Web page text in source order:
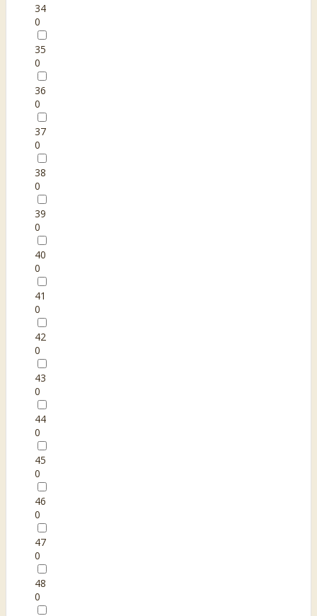
34
0
35
0
36
0
37
0
38
0
39
0
40
0
41
0
42
0
43
0
44
0
45
0
46
0
47
0
48
0